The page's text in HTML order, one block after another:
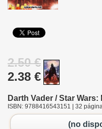
2.50 €
2.38 €
Darth Vader / Star
ISBN: 9788416543151 | 32
(no